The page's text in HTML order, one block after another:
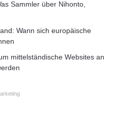
Verfahren Flicker-
Banken und
iTAN-Verfahren ab,
musste.
Sammler über Nihonto,
Wann sich europäische
mittelständische Websites an